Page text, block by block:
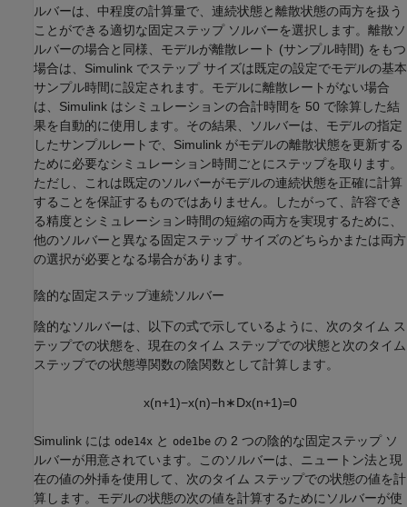
ルバーは、中程度の計算量で、連続状態と離散状態の両方を扱う
ことができる適切な固定ステップ ソルバーを選択します。離散ソ
ルバーの場合と同様、モデルが離散レート (サンプル時間) をもつ
場合は、Simulink でステップ サイズは既定の設定でモデルの基本
サンプル時間に設定されます。モデルに離散レートがない場合
は、Simulink はシミュレーションの合計時間を 50 で除算した結
果を自動的に使用します。その結果、ソルバーは、モデルの指定
したサンプルレートで、Simulink がモデルの離散状態を更新する
ために必要なシミュレーション時間ごとにステップを取ります。
ただし、これは既定のソルバーがモデルの連続状態を正確に計算
することを保証するものではありません。したがって、許容でき
る精度とシミュレーション時間の短縮の両方を実現するために、
他のソルバーと異なる固定ステップ サイズのどちらかまたは両方
の選択が必要となる場合があります。
陰的な固定ステップ連続ソルバー
陰的なソルバーは、以下の式で示しているように、次のタイム ス
テップでの状態を、現在のタイム ステップでの状態と次のタイム
ステップでの状態導関数の陰関数として計算します。
x(n+1)−x(n)−h∗Dx(n+1)=0
Simulink には ode14x と ode1be の 2 つの陰的な固定ステップ ソ
ルバーが用意されています。このソルバーは、ニュートン法と現
在の値の外挿を使用して、次のタイム ステップでの状態の値を計
算します。モデルの状態の次の値を計算するためにソルバーが使